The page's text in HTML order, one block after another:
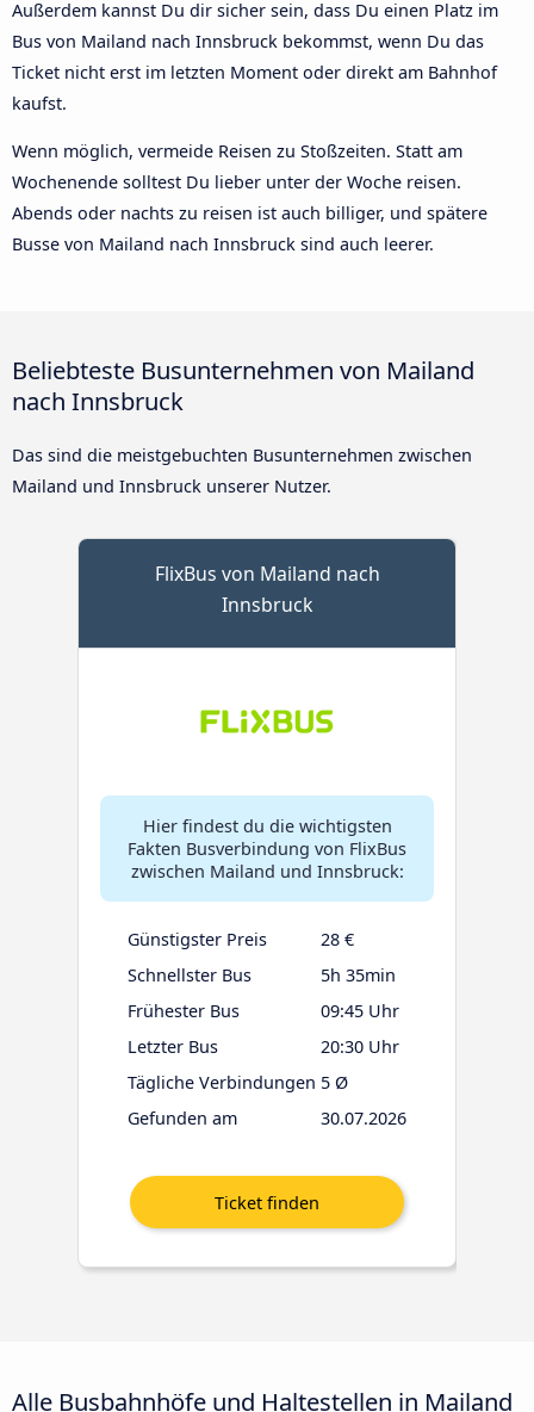
Außerdem kannst Du dir sicher sein, dass Du einen Platz im
Bus von Mailand nach Innsbruck bekommst, wenn Du das
Ticket nicht erst im letzten Moment oder direkt am Bahnhof
kaufst.
Wenn möglich, vermeide Reisen zu Stoßzeiten. Statt am
Wochenende solltest Du lieber unter der Woche reisen.
Abends oder nachts zu reisen ist auch billiger, und spätere
Busse von Mailand nach Innsbruck sind auch leerer.
Beliebteste Busunternehmen von Mailand
nach Innsbruck
Das sind die meistgebuchten Busunternehmen zwischen
Mailand und Innsbruck unserer Nutzer.
FlixBus von Mailand nach
Innsbruck
Hier findest du die wichtigsten
Fakten Busverbindung von FlixBus
zwischen Mailand und Innsbruck:
Günstigster Preis
28 €
Schnellster Bus
5h 35min
Frühester Bus
09:45 Uhr
Letzter Bus
20:30 Uhr
Tägliche Verbindungen 5 Ø
Gefunden am
30.07.2026
Alle Busbahnhöfe und Haltestellen in Mailand